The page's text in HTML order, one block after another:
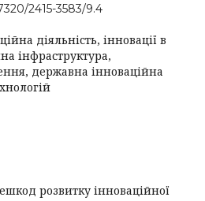
2415-3583/9.4
діяльність, інновації в
інфраструктура,
державна інноваційна
розвитку інноваційної